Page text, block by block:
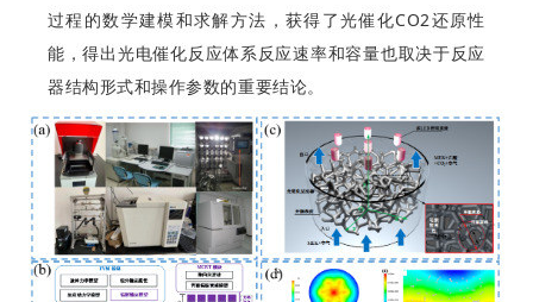
过程的数学建模和求解方法，获得了光催化CO2还原性
能，得出光电催化反应体系反应速率和容量也取决于反应
器结构形式和操作参数的重要结论。